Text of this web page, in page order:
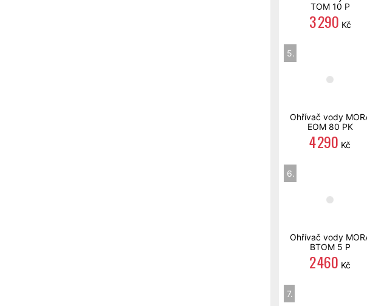
TOM 10 P
3 290 Kč
5.
Ohřívač vody
EOM 80 PK
4 290 Kč
6.
Ohřívač vody
BTOM 5 P
2 460 Kč
7.